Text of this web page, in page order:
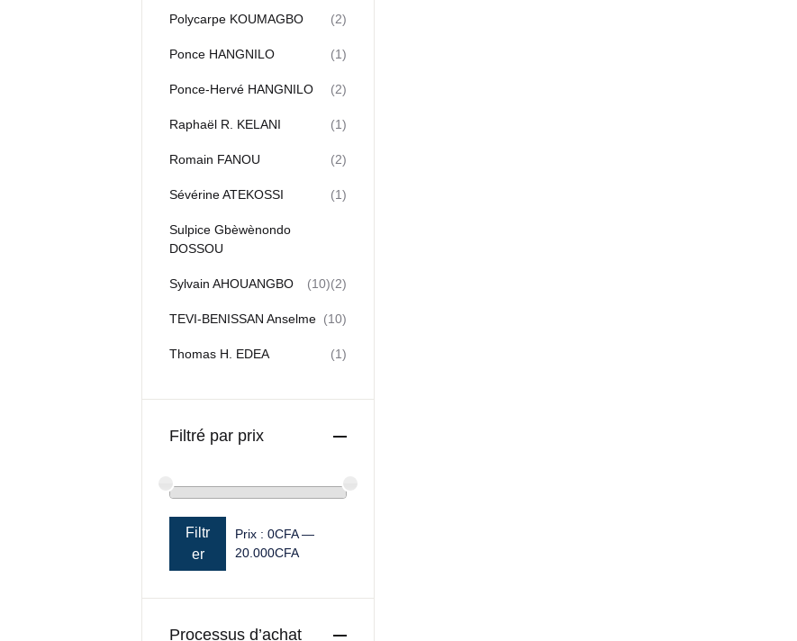
Polycarpe KOUMAGBO (2)
Ponce HANGNILO (1)
Ponce-Hervé HANGNILO (2)
Raphaël R. KELANI (1)
Romain FANOU (2)
Sévérine ATEKOSSI (1)
Sulpice Gbèwènondo
DOSSOU
(2)
Sylvain AHOUANGBO (10)
TEVI-BENISSAN Anselme (10)
Thomas H. EDEA (1)
Filtré par prix
Prix min
Prix max
Filtr
er
Prix :0CFA—
20.000CFA
Processus d’achat